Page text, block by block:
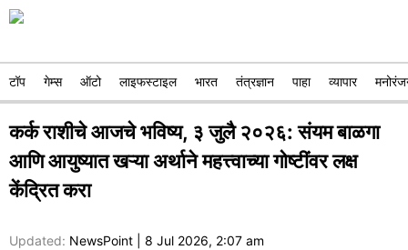
टॉप गेम्स ऑटो लाइफस्टाइल भारत तंत्रज्ञान पाहा व्यापार
कर्क राशीचे आजचे भविष्य, ३ जुलै २०२६: संयम बाळगा
आणि आयुष्यात खऱ्या अर्थाने महत्त्वाच्या गोष्टींवर लक्ष
केंद्रित करा
Updated: NewsPoint 8 Jul 2026, 2:07 am